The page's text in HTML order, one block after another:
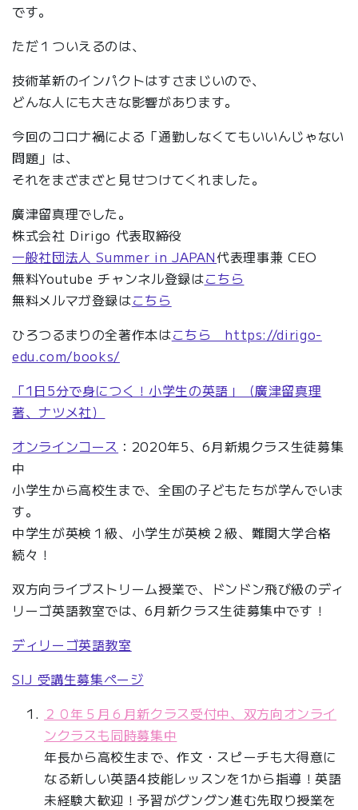
です。
ただ１ついえるのは、
技術革新のインパクトはすさまじいので、
どんな人にも大きな影響があります。
今回のコロナ禍による「通勤しなくてもいいんじゃない
問題」は、
それをまざまざと見せつけてくれました。
廣津留真理でした。
株式会社 Dirigo 代表取締役
一般社団法人 Summer in JAPAN代表理事兼 CEO
無料Youtube チャンネル登録はこちら
無料メルマガ登録はこちら
ひろつるまりの全著作本はこちら https://dirigo-
edu.com/books/
「1日5分で身につく！小学生の英語」（廣津留真理
著、ナツメ社）
オンラインコース ：2020年5、6月新規クラス生徒募集
中
小学生から高校生まで、全国の子どもたちが学んでいま
す。
中学生が英検１級、小学生が英検２級、難関大学合格
続々！
双方向ライブストリーム授業で、ドンドン飛び級のディ
リーゴ英語教室では、6月新クラス生徒募集中です！
ディリーゴ英語教室
SIJ 受講生募集ページ
２０年５月６月新クラス受付中、双方向オンライ
ンクラスも同時募集中
年長から高校生まで、作文・スピーチも大得意に
なる新しい英語4技能レッスンを1から指導！英語
未経験大歓迎！予習がグングン進む先取り授業を